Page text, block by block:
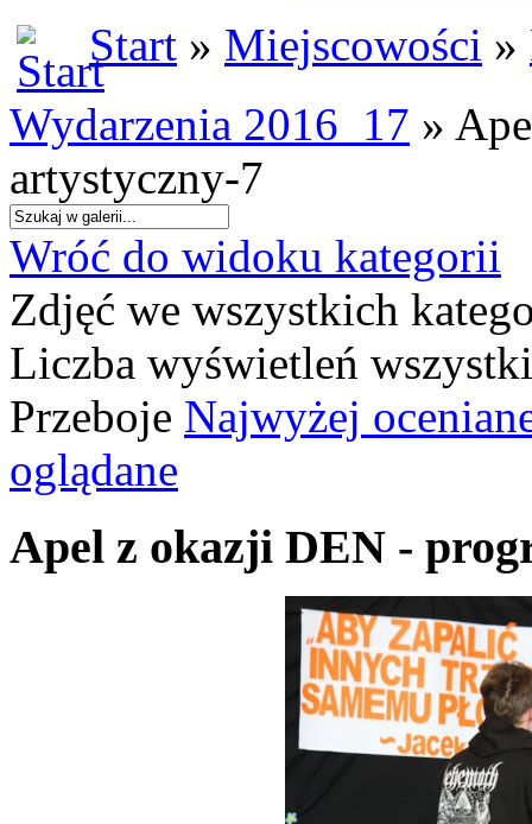
Start » Miejscowości »
Wydarzenia 2016_17 »
artystyczny-7
Wróć do widoku kategorii
Zdjęć we wszystkich
Liczba wyświetleń
Przeboje Najwyżej
oglądane
Apel z okazji DEN -